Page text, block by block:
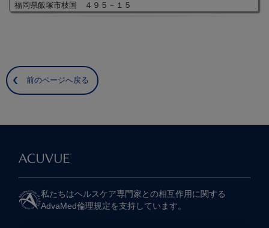
福岡県飯塚市枝国 ４９５－１５
前のページへ戻る
私たちは​ヘルスケア専門家との​相互作用に​関する​
AdvaMed倫理規定を​支持しています。